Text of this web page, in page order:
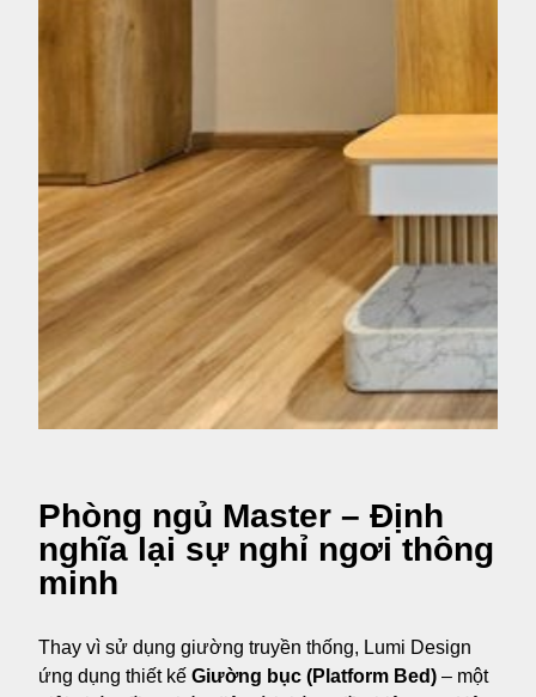
Phòng ngủ Master – Định
nghĩa lại sự nghỉ ngơi thông
minh
Thay vì sử dụng giường truyền thống, Lumi Design
ứng dụng thiết kế Giường bục (Platform Bed) – một